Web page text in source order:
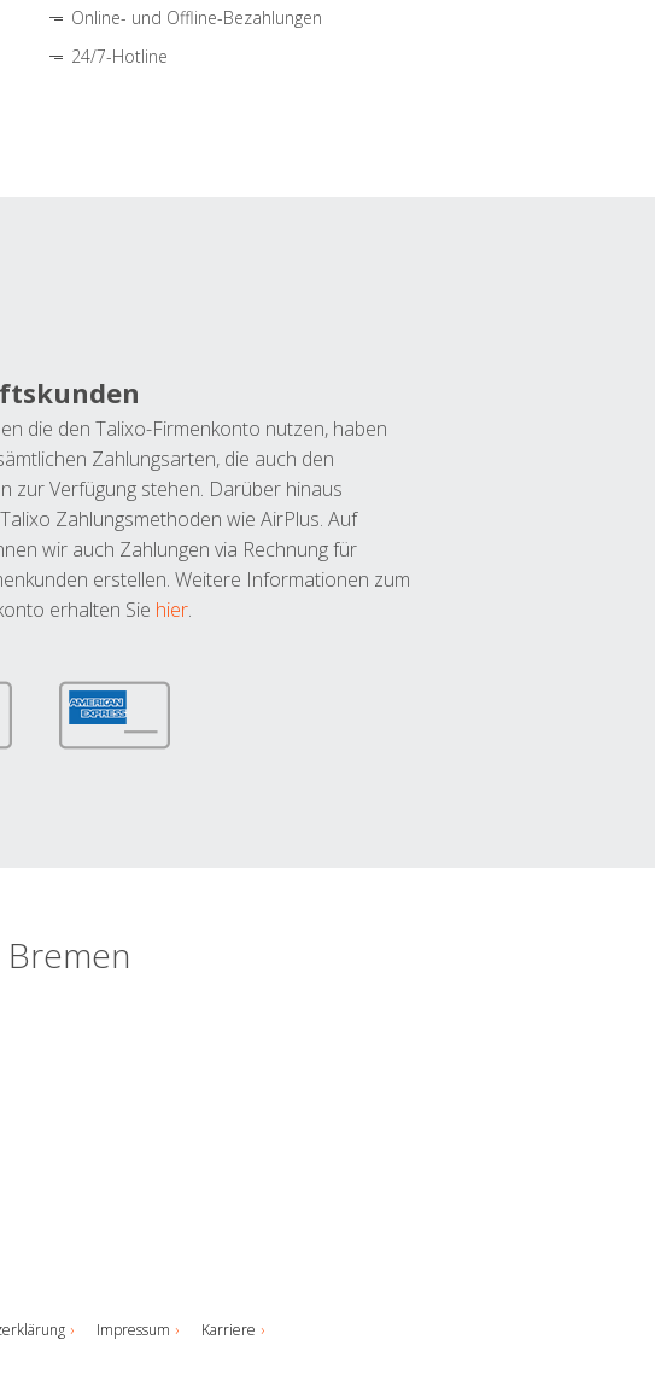
Online- und Offline-Bezahlungen
24/7-Hotline
die den Talixo-Firmenkonto nutzen, haben
Zahlungsarten, die auch den
zur Verfügung stehen. Darüber hinaus
Zahlungsmethoden wie AirPlus. Auf
wir auch Zahlungen via Rechnung für
erstellen. Weitere Informationen zum
erhalten Sie hier.
Impressum
Karriere